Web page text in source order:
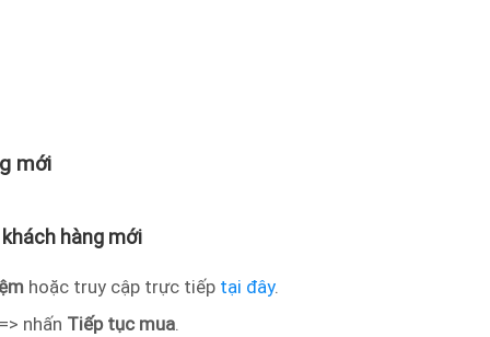
mới
hàng mới
hoặc truy cập trực tiếp tại đây.
nhấn Tiếp tục mua.